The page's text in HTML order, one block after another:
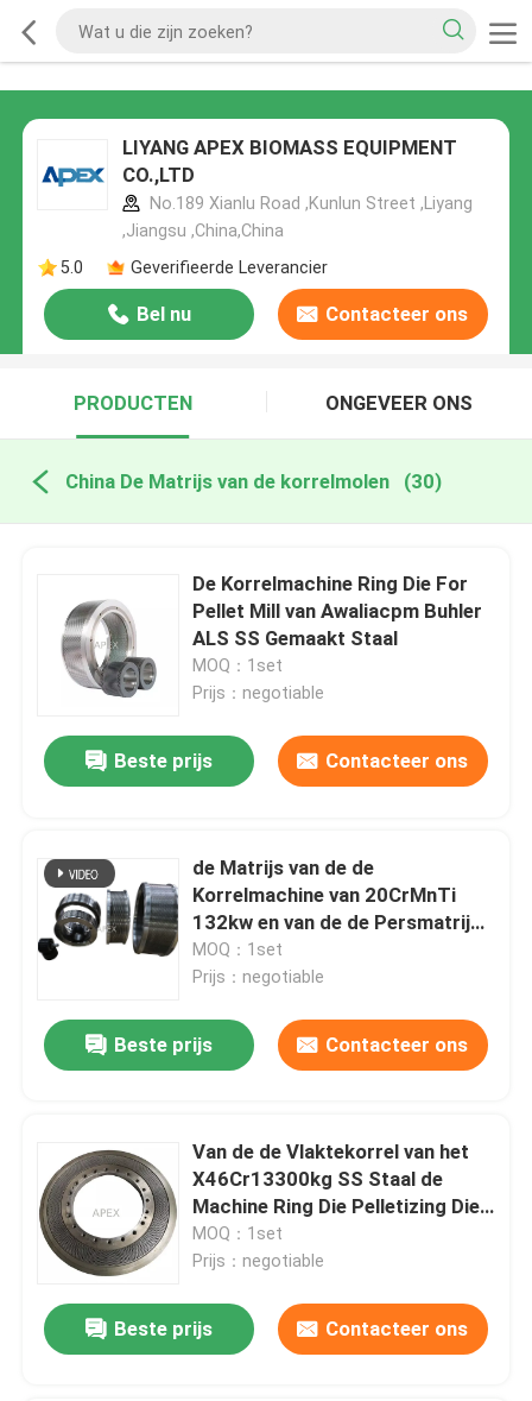
LIYANG APEX BIOMASS EQUIPMENT
CO.,LTD
No.189 Xianlu Road ,Kunlun Street ,Liyang
,Jiangsu ,China,China
5.0
Geverifieerde Leverancier
Bel nu Contacteer ons
PRODUCTEN ONGEVEER ONS
China De Matrijs van de korrelmolen (30)
De Korrelmachine Ring Die For
Pellet Mill van Awaliacpm Buhler
ALS SS Gemaakt Staal
MOQ：1set
Prijs：negotiable
Beste prijs Contacteer ons
de Matrijs van de de
Korrelmachine van 20CrMnTi
132kw en van de de Persmatrijs
van de Rol180kg Korrel Reeks
MOQ：1set
Prijs：negotiable
Beste prijs Contacteer ons
Van de de Vlaktekorrel van het
X46Cr13300kg SS Staal de
Machine Ring Die Pelletizing Die
For Amandus Kahl
MOQ：1set
Prijs：negotiable
Beste prijs Contacteer ons